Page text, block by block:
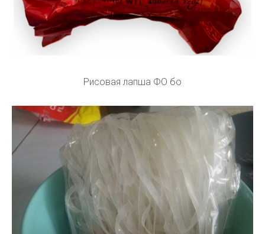
Рисовая лапша ФО бо